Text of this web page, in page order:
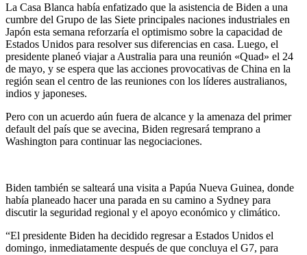
La Casa Blanca había enfatizado que la asistencia de Biden a una
cumbre del Grupo de las Siete principales naciones industriales en
Japón esta semana reforzaría el optimismo sobre la capacidad de
Estados Unidos para resolver sus diferencias en casa. Luego, el
presidente planeó viajar a Australia para una reunión «Quad» el 24
de mayo, y se espera que las acciones provocativas de China en la
región sean el centro de las reuniones con los líderes australianos,
indios y japoneses.
Pero con un acuerdo aún fuera de alcance y la amenaza del primer
default del país que se avecina, Biden regresará temprano a
Washington para continuar las negociaciones.
Biden también se salteará una visita a Papúa Nueva Guinea, donde
había planeado hacer una parada en su camino a Sydney para
discutir la seguridad regional y el apoyo económico y climático.
“El presidente Biden ha decidido regresar a Estados Unidos el
domingo, inmediatamente después de que concluya el G7, para